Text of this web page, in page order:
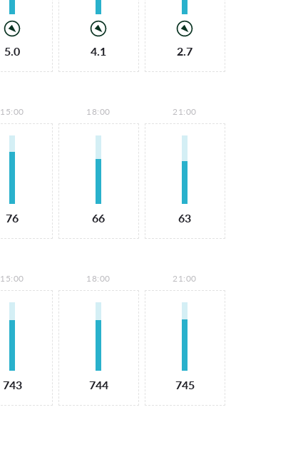
5.0 4.1 2.7
15:00
76
18:00
66
21:00
63
15:00
743
18:00
744
21:00
745